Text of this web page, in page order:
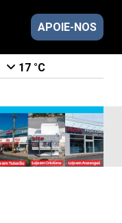
APOIE-NOS
17 °C